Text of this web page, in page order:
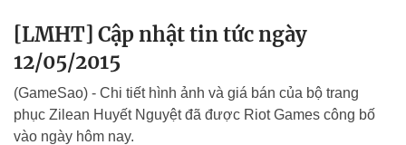
[LMHT] Cập nhật tin tức ngày
12/05/2015
(GameSao) - Chi tiết hình ảnh và giá bán của bộ trang
phục Zilean Huyết Nguyệt đã được Riot Games công bố
vào ngày hôm nay.